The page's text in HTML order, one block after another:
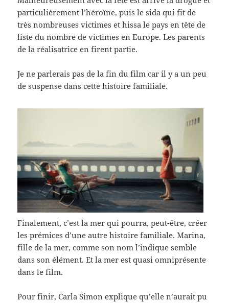
particulièrement l’héroïne, puis le sida qui fit de
très nombreuses victimes et hissa le pays en tête de
liste du nombre de victimes en Europe. Les parents
de la réalisatrice en firent partie.
Je ne parlerais pas de la fin du film car il y a un peu
de suspense dans cette histoire familiale.
Finalement, c’est la mer qui pourra, peut-être, créer
les prémices d’une autre histoire familiale. Marina,
fille de la mer, comme son nom l’indique semble
dans son élément. Et la mer est quasi omniprésente
dans le film.
Pour finir, Carla Simon explique qu’elle n’aurait pu